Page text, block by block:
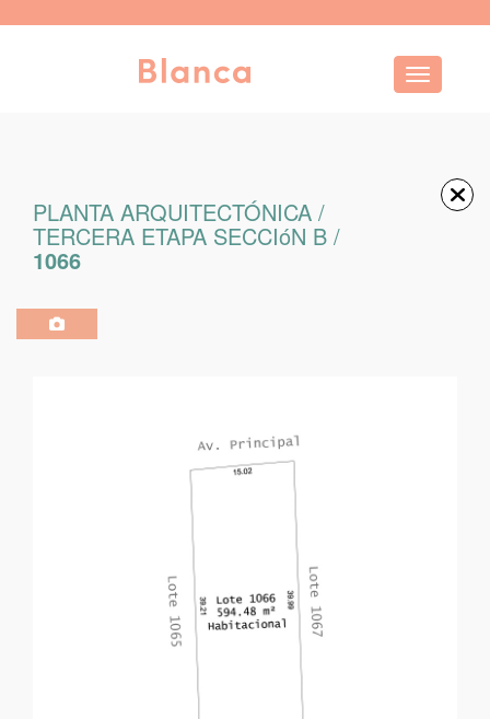
Toggle
PLANTA ARQUITECTÓNICA /
TERCERA ETAPA SECCIóN B /
1066